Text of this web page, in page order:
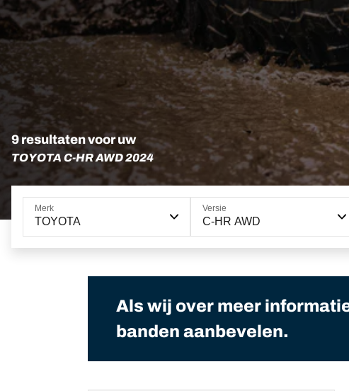
9 resultaten voor uw
TOYOTA C-HR AWD 2024
Merk
TOYOTA
Versie
C-HR AWD
Als wij over meer
banden aanbevelen.